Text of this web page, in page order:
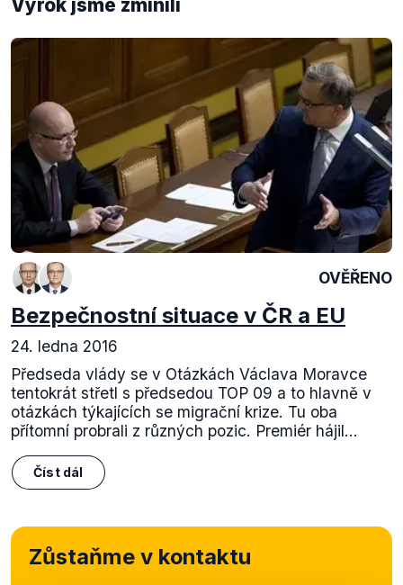
Výrok jsme zmínili
OVĚŘENO
Bezpečnostní situace v ČR a EU
24. ledna 2016
Předseda vlády se v Otázkách Václava Moravce
tentokrát střetl s předsedou TOP 09 a to hlavně v
otázkách týkajících se migrační krize. Tu oba
přítomní probrali z různých pozic. Premiér hájil...
Číst dál
Zůstaňme v kontaktu